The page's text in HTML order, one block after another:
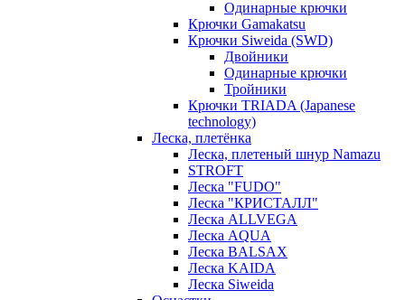
Одинарные крючки
Крючки Gamakatsu
Крючки Siweida (SWD)
Двойники
Одинарные крючки
Тройники
Крючки TRIADA (Japanese
technology)
Леска, плетёнка
Леска, плетеный шнур Namazu
STROFT
Леска "FUDO"
Леска "КРИСТАЛЛ"
Леска ALLVEGA
Леска AQUA
Леска BALSAX
Леска KAIDA
Леска Siweida